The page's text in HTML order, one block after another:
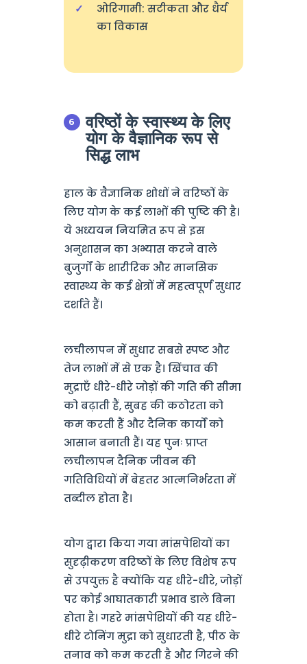
ओरिगामी: सटीकता और धैर्य
का विकास
वरिष्ठों के स्वास्थ्य के लिए
योग के वैज्ञानिक रूप से
सिद्ध लाभ
हाल के वैज्ञानिक शोधों ने वरिष्ठों के
लिए योग के कई लाभों की पुष्टि की है।
ये अध्ययन नियमित रूप से इस
अनुशासन का अभ्यास करने वाले
बुजुर्गों के शारीरिक और मानसिक
स्वास्थ्य के कई क्षेत्रों में महत्वपूर्ण सुधार
दर्शाते हैं।
लचीलापन में सुधार सबसे स्पष्ट और
तेज लाभों में से एक है। खिंचाव की
मुद्राएँ धीरे-धीरे जोड़ों की गति की सीमा
को बढ़ाती हैं, सुबह की कठोरता को
कम करती हैं और दैनिक कार्यों को
आसान बनाती हैं। यह पुनः प्राप्त
लचीलापन दैनिक जीवन की
गतिविधियों में बेहतर आत्मनिर्भरता में
तब्दील होता है।
योग द्वारा किया गया मांसपेशियों का
सुदृढ़ीकरण वरिष्ठों के लिए विशेष रूप
से उपयुक्त है क्योंकि यह धीरे-धीरे, जोड़ों
पर कोई आघातकारी प्रभाव डाले बिना
होता है। गहरे मांसपेशियों की यह धीरे-
धीरे टोनिंग मुद्रा को सुधारती है, पीठ के
तनाव को कम करती है और गिरने की